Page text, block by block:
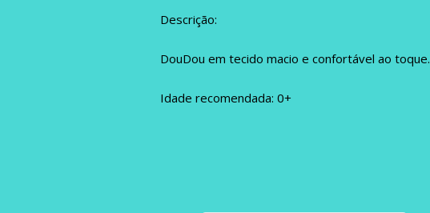
Descrição:
DouDou em tecido macio e confortável ao toque.
Idade recomendada: 0+